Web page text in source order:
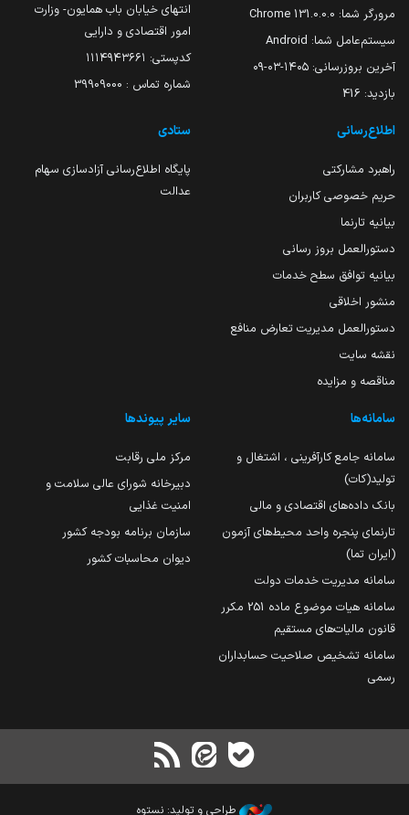
مرورگر شما: 131.0.0.0 Chrome
سیستم‌عامل شما: Android
آخرین بروزرسانی: ۱۴۰۵-۰۳-۰۹
بازدید: 416
انتهای خیابان باب همایون- وزارت
امور اقتصادی و دارایی
کدپستی: ۱۱۱۴۹۴۳۶۶۱
شماره تماس : 39909000
اطلاع‌رسانی
راهبرد مشارکتی
حریم خصوصی کاربران
بیانیه تارنما
دستورالعمل بروز رسانی
بیانیه توافق سطح خدمات
منشور اخلاقی
دستورالعمل مدیریت تعارض منافع
نقشه سایت
مناقصه و مزایده
ستادی
پایگاه اطلاع‌رسانی آزادسازی سهام
عدالت
سامانه‌ها
سامانه جامع کارآفرینی ، اشتغال و
تولید(کات)
بانک داده‌های اقتصادی و مالی
تارنمای پنجره واحد محیط‌های آزمون
(ایران تما)
سامانه مدیریت خدمات دولت
سامانه هیات موضوع ماده 251 مکرر
قانون مالیات‌های مستقیم
سامانه تشخیص صلاحیت حسابداران
رسمی
سایر پیوندها
مرکز ملی رقابت
دبیرخانه شورای عالی سلامت و
امنیت غذایی
سازمان برنامه بودجه کشور
دیوان محاسبات کشور
طراحی و تولید: نستوه